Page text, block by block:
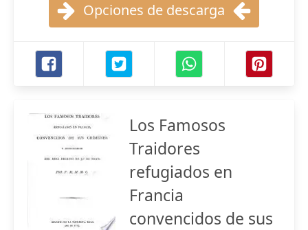
Opciones de descarga
Los Famosos
Traidores
refugiados en
Francia
convencidos de sus